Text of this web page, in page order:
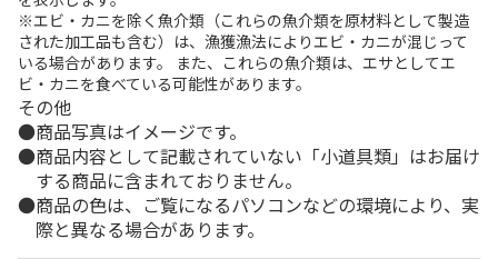
※エビ・カニを除く魚介類（これらの魚介類を原材料として製造
された加工品も含む）は、漁獲漁法によりエビ・カニが混じって
いる場合があります。 また、これらの魚介類は、エサとしてエ
ビ・カニを食べている可能性があります。
その他
商品写真はイメージです。
商品内容として記載されていない「小道具類」はお届け
する商品に含まれておりません。
商品の色は、ご覧になるパソコンなどの環境により、実
際と異なる場合があります。